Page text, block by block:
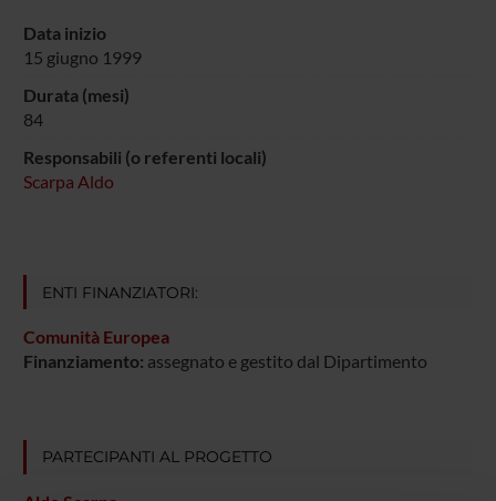
Data inizio
15 giugno 1999
Durata (mesi)
84
Responsabili (o referenti locali)
Scarpa Aldo
ENTI FINANZIATORI:
Comunità Europea
Finanziamento: assegnato e gestito dal Dipartimento
PARTECIPANTI AL PROGETTO